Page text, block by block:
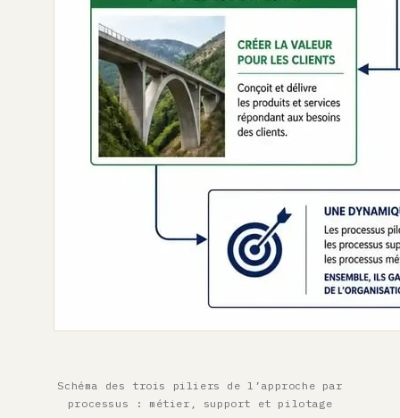
Schéma des trois piliers de l’approche par
processus : métier, support et pilotage